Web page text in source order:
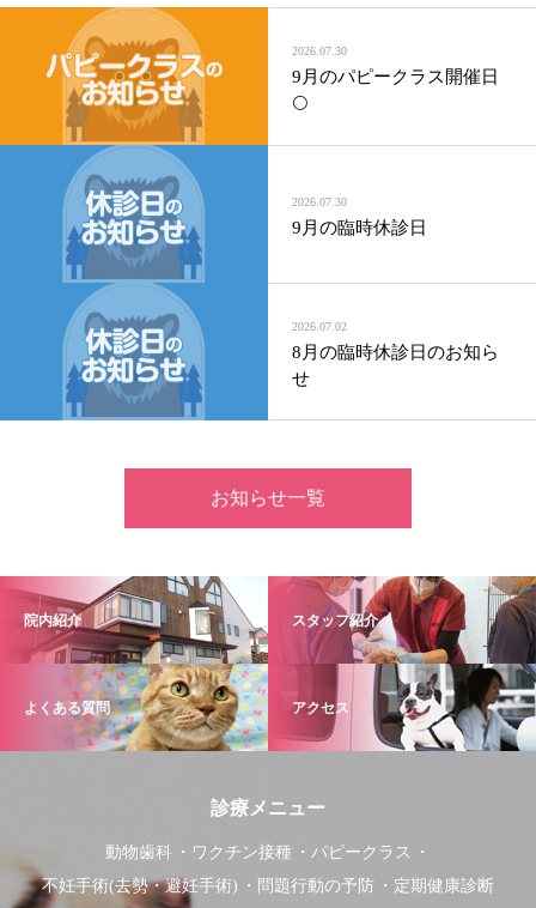
2026.07.30
9月のパピークラス開催日
🌕
2026.07.30
9月の臨時休診日
2026.07.02
8月の臨時休診日のお知ら
せ
お知らせ一覧
院内紹介 スタッフ紹介
よくある質問 アクセス
診療メニュー
動物歯科 ワクチン接種
パピークラス
不妊手術(去勢・避妊手術)
問題行動の予防 定期健康診断